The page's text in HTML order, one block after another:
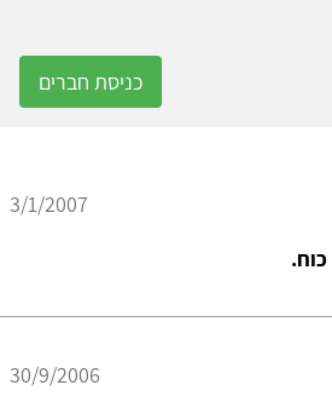
כניסת חברים
3/1/2007
30/9/2006